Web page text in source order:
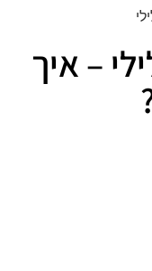
– איך